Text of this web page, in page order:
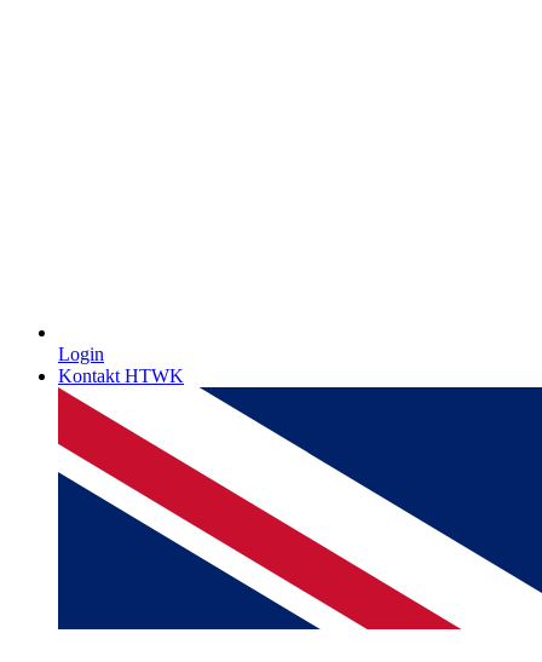
Login
Kontakt HTWK